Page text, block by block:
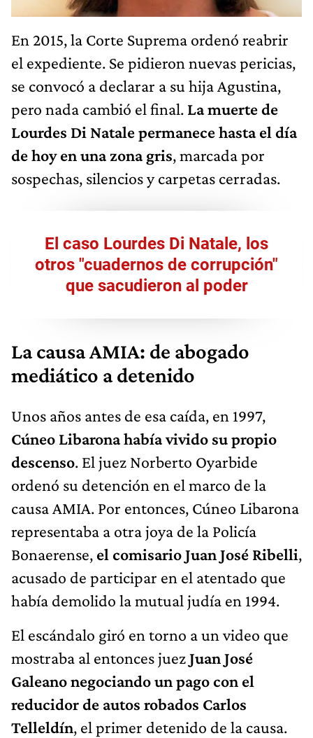
En 2015, la Corte Suprema ordenó reabrir
el expediente. Se pidieron nuevas pericias,
se convocó a declarar a su hija Agustina,
pero nada cambió el final. La muerte de
Lourdes Di Natale permanece hasta el día
de hoy en una zona gris, marcada por
sospechas, silencios y carpetas cerradas.
El caso Lourdes Di Natale, los
otros "cuadernos de corrupción"
que sacudieron al poder
La causa AMIA: de abogado
mediático a detenido
Unos años antes de esa caída, en 1997,
Cúneo Libarona había vivido su propio
descenso. El juez Norberto Oyarbide
ordenó su detención en el marco de la
causa AMIA. Por entonces, Cúneo Libarona
representaba a otra joya de la Policía
Bonaerense, el comisario Juan José Ribelli,
acusado de participar en el atentado que
había demolido la mutual judía en 1994.
El escándalo giró en torno a un video que
mostraba al entonces juezJuan José
Galeano negociando un pago con el
reducidor de autos robados Carlos
Telleldín, el primer detenido de la causa.